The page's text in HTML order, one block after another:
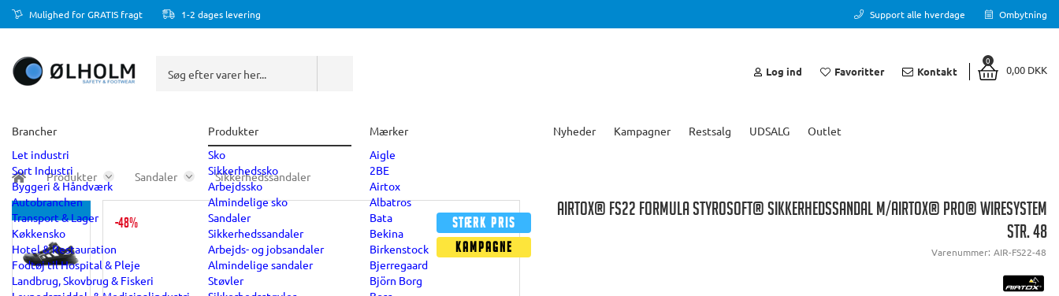
Mulighed for GRATIS fragt 1-2 dages levering Support alle hverdage Ombytning
Log ind Favoritter Kontakt
0
0,00 DKK
Brancher
Let industri
Sort Industri
Byggeri & Håndværk
Autobranchen
Transport & Lager
Køkkensko
Hotel & Restauration
Fodtøj til Hospital & Pleje
Landbrug, Skovbrug & Fiskeri
Produkter
Sko
Sikkerhedssko
Arbejdssko
Almindelige sko
Sandaler
Sikkerhedssandaler
Arbejds- og jobsandaler
Almindelige sandaler
Støvler
Mærker
Aigle
2BE
Airtox
Albatros
Bata
Bekina
Birkenstock
Bjerregaard
Björn Borg
Nyheder Kampagner Restsalg UDSALG Outlet
Produkter Sandaler Sikkerhedssandaler
-48%
Stærk pris
Kampagne
AIRTOX® FS22 FORMULA STYROSOFT® SIKKERHEDSSANDAL M/AIRTOX® PRO® WIRESYSTEM
STR. 48
Varenummer: AIR-FS22-48